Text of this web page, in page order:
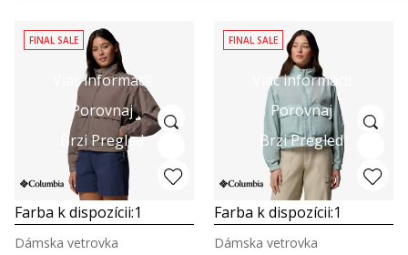
Viac informácií
Porovnaj
Brzi Pregled
FINAL SALE
Farba k dispozícii:1
Dámska vetrovka
Viac informácií
Porovnaj
Brzi Pregled
FINAL SALE
Farba k dispozícii:1
Dámska vetrovka